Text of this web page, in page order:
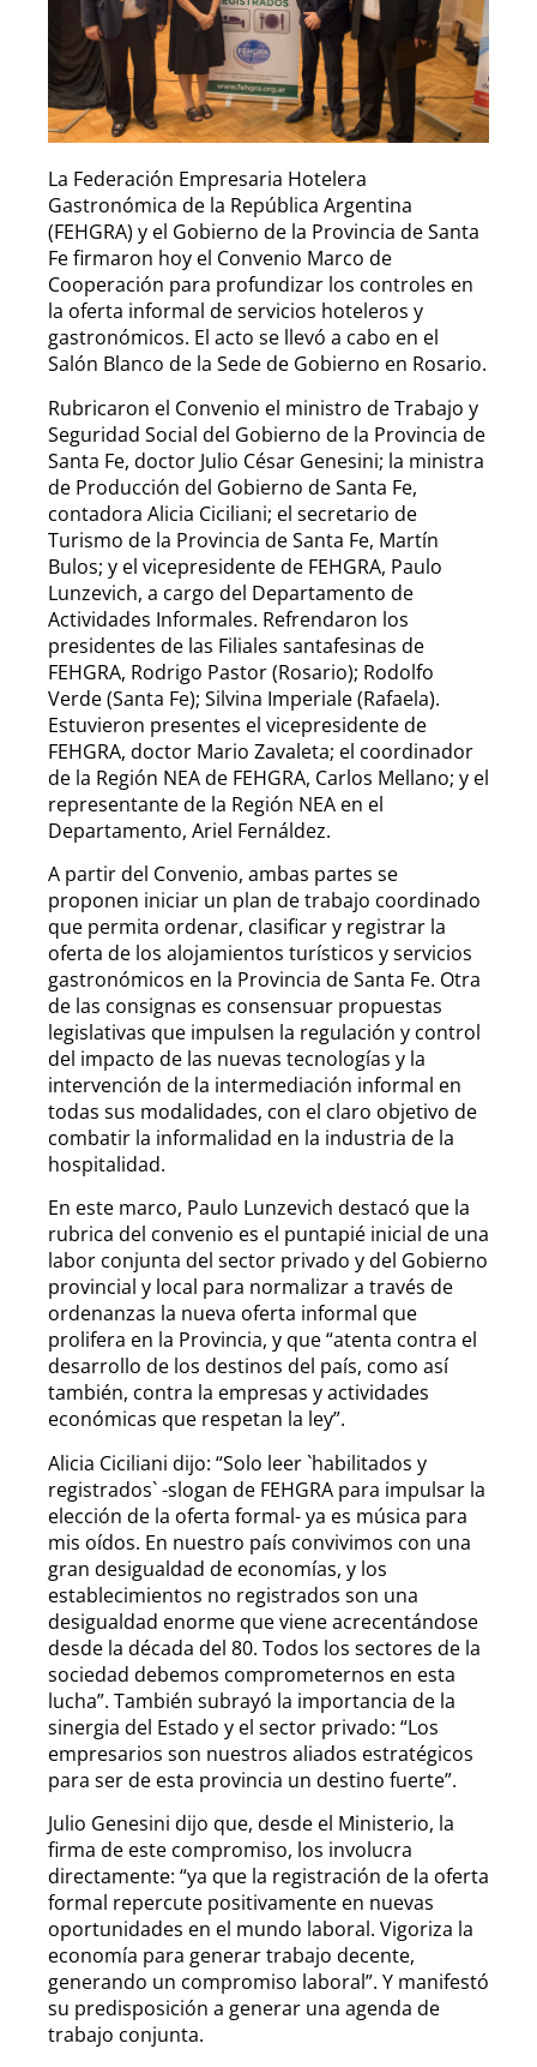
La Federación Empresaria Hotelera
Gastronómica de la República Argentina
(FEHGRA) y el Gobierno de la Provincia de Santa
Fe firmaron hoy el Convenio Marco de
Cooperación para profundizar los controles en
la oferta informal de servicios hoteleros y
gastronómicos. El acto se llevó a cabo en el
Salón Blanco de la Sede de Gobierno en Rosario.
Rubricaron el Convenio el ministro de Trabajo y
Seguridad Social del Gobierno de la Provincia de
Santa Fe, doctor Julio César Genesini; la ministra
de Producción del Gobierno de Santa Fe,
contadora Alicia Ciciliani; el secretario de
Turismo de la Provincia de Santa Fe, Martín
Bulos; y el vicepresidente de FEHGRA, Paulo
Lunzevich, a cargo del Departamento de
Actividades Informales. Refrendaron los
presidentes de las Filiales santafesinas de
FEHGRA, Rodrigo Pastor (Rosario); Rodolfo
Verde (Santa Fe); Silvina Imperiale (Rafaela).
Estuvieron presentes el vicepresidente de
FEHGRA, doctor Mario Zavaleta; el coordinador
de la Región NEA de FEHGRA, Carlos Mellano; y el
representante de la Región NEA en el
Departamento, Ariel Fernáldez.
A partir del Convenio, ambas partes se
proponen iniciar un plan de trabajo coordinado
que permita ordenar, clasificar y registrar la
oferta de los alojamientos turísticos y servicios
gastronómicos en la Provincia de Santa Fe. Otra
de las consignas es consensuar propuestas
legislativas que impulsen la regulación y control
del impacto de las nuevas tecnologías y la
intervención de la intermediación informal en
todas sus modalidades, con el claro objetivo de
combatir la informalidad en la industria de la
hospitalidad.
En este marco, Paulo Lunzevich destacó que la
rubrica del convenio es el puntapié inicial de una
labor conjunta del sector privado y del Gobierno
provincial y local para normalizar a través de
ordenanzas la nueva oferta informal que
prolifera en la Provincia, y que “atenta contra el
desarrollo de los destinos del país, como así
también, contra la empresas y actividades
económicas que respetan la ley”.
Alicia Ciciliani dijo: “Solo leer `habilitados y
registrados` -slogan de FEHGRA para impulsar la
elección de la oferta formal- ya es música para
mis oídos. En nuestro país convivimos con una
gran desigualdad de economías, y los
establecimientos no registrados son una
desigualdad enorme que viene acrecentándose
desde la década del 80. Todos los sectores de la
sociedad debemos comprometernos en esta
lucha”. También subrayó la importancia de la
sinergia del Estado y el sector privado: “Los
empresarios son nuestros aliados estratégicos
para ser de esta provincia un destino fuerte”.
Julio Genesini dijo que, desde el Ministerio, la
firma de este compromiso, los involucra
directamente: “ya que la registración de la oferta
formal repercute positivamente en nuevas
oportunidades en el mundo laboral. Vigoriza la
economía para generar trabajo decente,
generando un compromiso laboral”. Y manifestó
su predisposición a generar una agenda de
trabajo conjunta.